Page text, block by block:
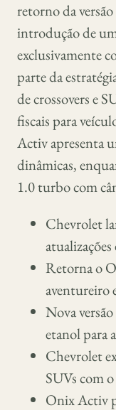
retorno da
introdução de
exclusivamente
parte da
de crossovers e
fiscais para
Activ apresenta
dinâmicas,
1.0 turbo com
Chevrolet
atualizações
Retorna o
aventureiro
Nova
etanol para
Chevrolet
SUVs com
Onix Activ